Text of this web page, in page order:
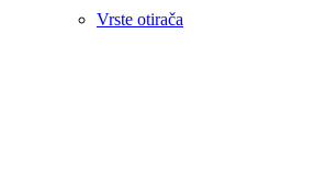
Vrste otirača